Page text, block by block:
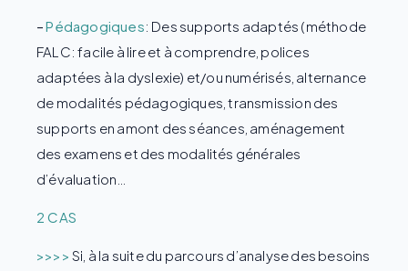
–Pédagogiques: Des supports adaptés (méthode
FALC: facile à lire et à comprendre, polices
adaptées à la dyslexie) et/ou numérisés, alternance
de modalités pédagogiques, transmission des
supports en amont des séances, aménagement
des examens et des modalités générales
d’évaluation…
2 CAS
>>>> Si, à la suite du parcours d’analyse des besoins